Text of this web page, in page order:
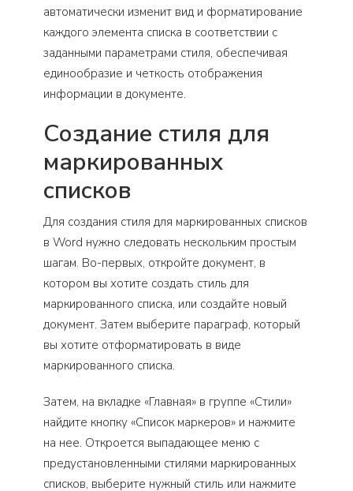
автоматически изменит вид и форматирование
каждого элемента списка в соответствии с
заданными параметрами стиля, обеспечивая
единообразие и четкость отображения
информации в документе.
Создание стиля для
маркированных
списков
Для создания стиля для маркированных списков
в Word нужно следовать нескольким простым
шагам. Во-первых, откройте документ, в
котором вы хотите создать стиль для
маркированного списка, или создайте новый
документ. Затем выберите параграф, который
вы хотите отформатировать в виде
маркированного списка.
Затем, на вкладке «Главная» в группе «Стили»
найдите кнопку «Список маркеров» и нажмите
на нее. Откроется выпадающее меню с
предустановленными стилями маркированных
списков, выберите нужный стиль или нажмите